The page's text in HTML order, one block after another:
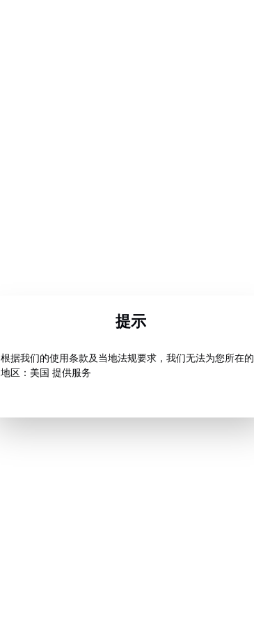
提示
根据我们的使用条款及当地法规要求，我们无法为您所在的
地区：美国 提供服务